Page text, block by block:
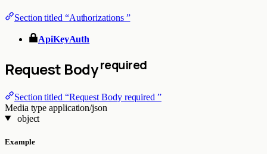
Section titled “Authorizations ”
ApiKeyAuth
Request Bodyrequired
Section titled “Request Body required ”
Media type application/json
object
Example